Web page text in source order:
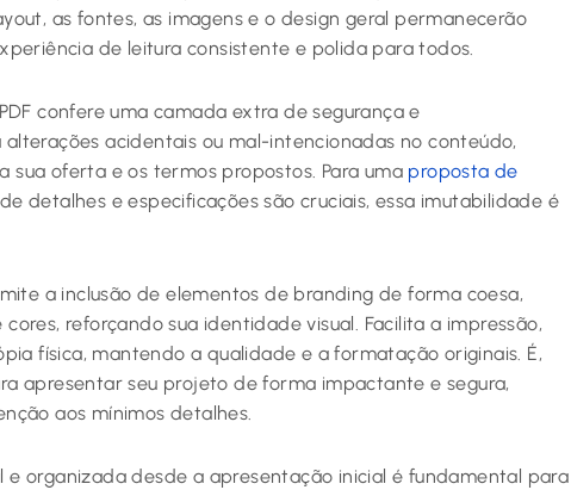
as fontes, as imagens e o design geral permanecerão
de leitura consistente e polida para todos.
confere uma camada extra de segurança e
alterações acidentais ou mal-intencionadas no conteúdo,
oferta e os termos propostos. Para uma proposta de
detalhes e especificações são cruciais, essa imutabilidade é
a inclusão de elementos de branding de forma coesa,
reforçando sua identidade visual. Facilita a impressão,
física, mantendo a qualidade e a formatação originais. É,
apresentar seu projeto de forma impactante e segura,
aos mínimos detalhes.
e organizada desde a apresentação inicial é fundamental para